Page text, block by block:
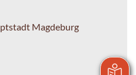
Magdeburg